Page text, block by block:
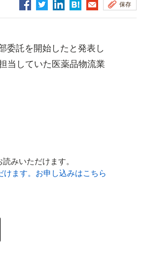
保存
委託を開始したと発表し
当していた医薬品物流業
みいただけます。
ます。お申し込みはこちら